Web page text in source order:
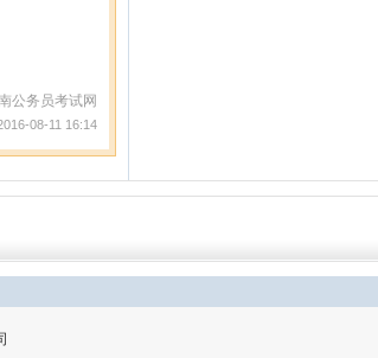
公务员考试网
08-11 16:14